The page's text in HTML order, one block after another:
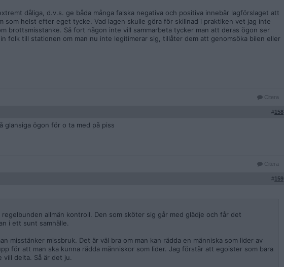
dåliga, d.v.s. ge båda många falska negativa och positiva innebär lagförslaget att
som helst efter eget tycke. Vad lagen skulle göra för skillnad i praktiken vet jag inte
brottsmisstanke. Så fort någon inte vill sammarbeta tycker man att deras ögon ser
folk till stationen om man nu inte legitimerar sig, tillåter dem att genomsöka bilen eller
Citera
#158
glansiga ögon för o ta med på piss
Citera
#159
allmän kontroll. Den som sköter sig går med glädje och får det
i ett sunt samhälle.
misstänker missbruk. Det är väl bra om man kan rädda en människa som lider av
för att man ska kunna rädda människor som lider. Jag förstår att egoister som bara
delta. Så är det ju.